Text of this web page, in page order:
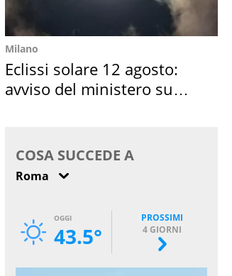
Milano
Eclissi solare 12 agosto:
avviso del ministero su